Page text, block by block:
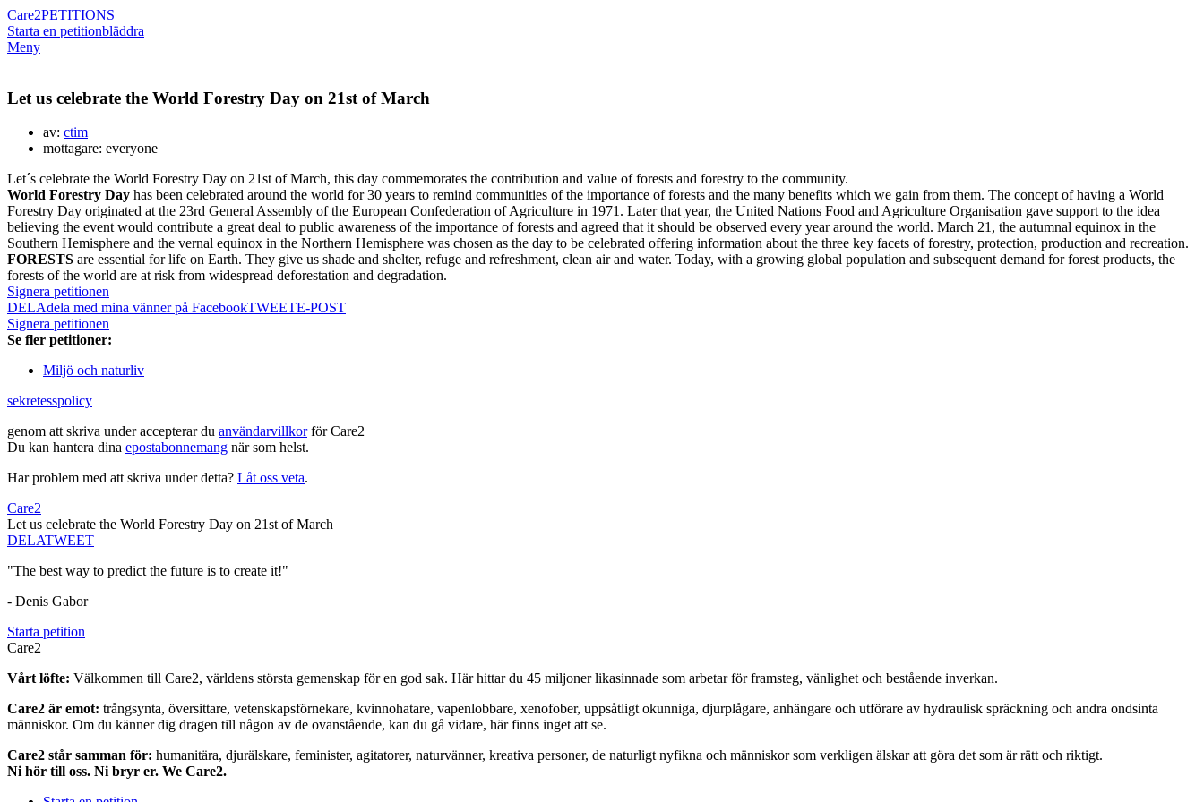
Care2PETITIONS
Starta en petitionbläddra
Meny
Let us celebrate the World Forestry Day on 21st of March
av: ctim
mottagare: everyone
Let´s celebrate the World Forestry Day on 21st of March, this day commemorates the contribution and value of forests and forestry to the community.
World Forestry Day has been celebrated around the world for 30 years to remind communities of the importance of forests and the many benefits which we gain from them. The concept of having a World
Forestry Day originated at the 23rd General Assembly of the European Confederation of Agriculture in 1971. Later that year, the United Nations Food and Agriculture Organisation gave support to the idea
believing the event would contribute a great deal to public awareness of the importance of forests and agreed that it should be observed every year around the world. March 21, the autumnal equinox in the
Southern Hemisphere and the vernal equinox in the Northern Hemisphere was chosen as the day to be celebrated offering information about the three key facets of forestry, protection, production and recreation.
FORESTS are essential for life on Earth. They give us shade and shelter, refuge and refreshment, clean air and water. Today, with a growing global population and subsequent demand for forest products, the
forests of the world are at risk from widespread deforestation and degradation.
Signera petitionen
DELAdela med mina vänner på FacebookTWEETE-POST
Signera petitionen
Se fler petitioner:
Miljö och naturliv
sekretesspolicy
genom att skriva under accepterar du användarvillkorför Care2
Du kan hantera dina epostabonnemang när som helst.
Har problem med att skriva under detta? Låt oss veta.
Care2
Let us celebrate the World Forestry Day on 21st of March
DELATWEET
"The best way to predict the future is to create it!"
- Denis Gabor
Starta petition
Care2
Vårt löfte: Välkommen till Care2, världens största gemenskap för en god sak. Här hittar du 45 miljoner likasinnade som arbetar för framsteg, vänlighet och bestående inverkan.
Care2 är emot: trångsynta, översittare, vetenskapsförnekare, kvinnohatare, vapenlobbare, xenofober, uppsåtligt okunniga, djurplågare, anhängare och utförare av hydraulisk spräckning och andra ondsinta
människor. Om du känner dig dragen till någon av de ovanstående, kan du gå vidare, här finns inget att se.
Care2 står samman för: humanitära, djurälskare, feminister, agitatorer, naturvänner, kreativa personer, de naturligt nyfikna och människor som verkligen älskar att göra det som är rätt och riktigt.
Ni hör till oss. Ni bryr er. We Care2.